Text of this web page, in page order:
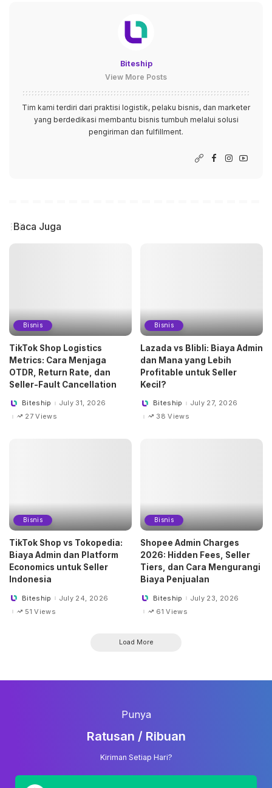
Biteship
View More Posts
Tim kami terdiri dari praktisi logistik, pelaku bisnis, dan marketer
yang berdedikasi membantu bisnis tumbuh melalui solusi
pengiriman dan fulfillment.
Baca Juga
Bisnis
TikTok Shop Logistics
Metrics: Cara Menjaga
OTDR, Return Rate, dan
Seller-Fault Cancellation
PostedBiteship
July 31, 2026
27 Views
Bisnis
Lazada vs Blibli: Biaya Admin
dan Mana yang Lebih
Profitable untuk Seller
Kecil?
PostedBiteship
July 27, 2026
38 Views
Bisnis
TikTok Shop vs Tokopedia:
Biaya Admin dan Platform
Economics untuk Seller
Indonesia
PostedBiteship
July 24, 2026
51 Views
Bisnis
Shopee Admin Charges
2026: Hidden Fees, Seller
Tiers, dan Cara Mengurangi
Biaya Penjualan
PostedBiteship
July 23, 2026
61 Views
Load More
Punya
Ratusan / Ribuan
Kiriman Setiap Hari?